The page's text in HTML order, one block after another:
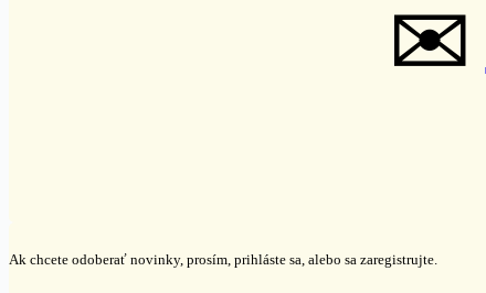
✉️
Ak chcete odoberať novinky, prosím, prihláste sa, alebo sa zaregistrujte.